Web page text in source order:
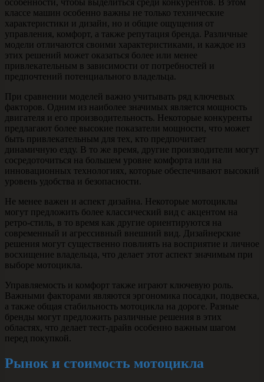
особенности, чтобы выделиться среди конкурентов. В этом
классе машин особенно важны не только технические
характеристики и дизайн, но и общие ощущения от
управления, комфорт, а также репутация бренда. Различные
модели отличаются своими характеристиками, и каждое из
этих решений может оказаться более или менее
привлекательным в зависимости от потребностей и
предпочтений потенциального владельца.
При сравнении моделей важно учитывать ряд ключевых
факторов. Одним из наиболее значимых является мощность
двигателя и его производительность. Некоторые конкуренты
предлагают более высокие показатели мощности, что может
быть привлекательным для тех, кто предпочитает
динамичную езду. В то же время, другие производители могут
сосредоточиться на большем уровне комфорта или на
инновационных технологиях, которые обеспечивают высокий
уровень удобства и безопасности.
Не менее важен и аспект дизайна. Некоторые мотоциклы
могут предложить более классический вид с акцентом на
ретро-стиль, в то время как другие ориентируются на
современный и агрессивный внешний вид. Дизайнерские
решения могут существенно повлиять на восприятие и личное
восхищение владельца, что делает этот аспект значимым при
выборе мотоцикла.
Управляемость и комфорт также играют ключевую роль.
Важными факторами являются эргономика посадки, подвеска,
а также общая стабильность мотоцикла на дороге. Разные
бренды могут предложить различные решения в этих
областях, что делает тест-драйв особенно важным шагом
перед покупкой.
Рынок и стоимость мотоцикла